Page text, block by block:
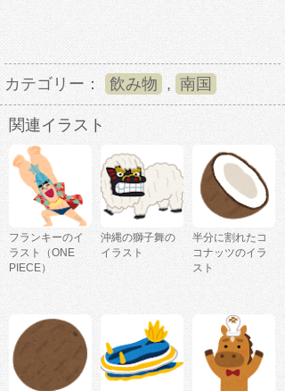
カテゴリー： 飲み物 , 南国
関連イラスト
フランキーのイ
ラスト（ONE
PIECE）
沖縄の獅子舞の
イラスト
半分に割れたコ
コナッツのイラ
スト